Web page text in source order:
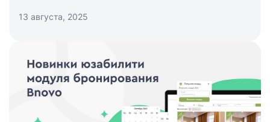
13 августа, 2025